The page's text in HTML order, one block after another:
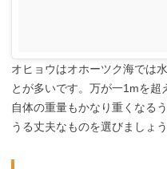
オヒョウはオホーツク海では
とが多いです。万が一1mを超
自体の重量もかなり重くなる
うる丈夫なものを選びましょう